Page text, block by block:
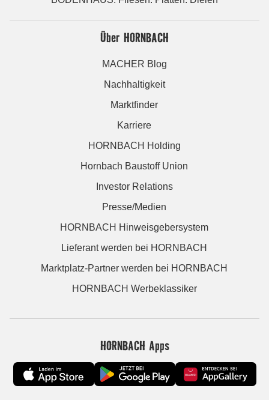
Über HORNBACH
MACHER Blog
Nachhaltigkeit
Marktfinder
Karriere
HORNBACH Holding
Hornbach Baustoff Union
Investor Relations
Presse/Medien
HORNBACH Hinweisgebersystem
Lieferant werden bei HORNBACH
Marktplatz-Partner werden bei HORNBACH
HORNBACH Werbeklassiker
HORNBACH Apps